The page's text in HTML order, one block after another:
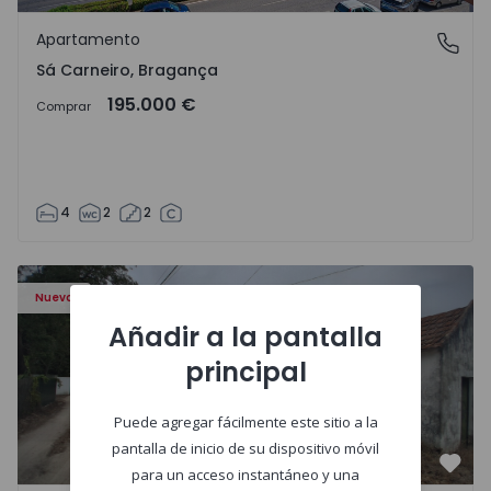
Sá Carneiro, Bragança
Apartamento
Sá Carneiro, Bragança
Comprar 195.000 €
4 2 2
Nuevo
Apartamento T3 Salvaterra de Magos, Marinhais -
Añadir a la pantalla
principal
Puede agregar fácilmente este sitio a la
pantalla de inicio de su dispositivo móvil
para un acceso instantáneo y una